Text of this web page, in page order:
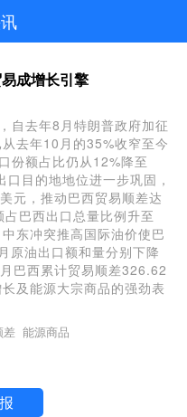
成增长引擎
自去年8月特朗普政府加征
去年10月的35%收窄至今
份额占比仍从12%降至
目的地地位进一步巩固，
元，推动巴西贸易顺差达
巴西出口总量比例升至
东冲突推高国际油价使巴
原油出口额和量分别下降
巴西累计贸易顺差326.62
及能源大宗商品的强劲表
差 能源商品